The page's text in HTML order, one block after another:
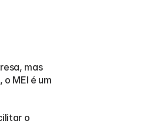
mas
MEI é um
o